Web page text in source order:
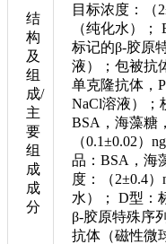
结
构
及
组
成/
主
要
组
成
成
分
目标浓度：（
（纯化水）
标记的β-胶原
液）；包被抗
单克隆抗体，
NaCl溶液）；
BSA，海藻糖
（0.1±0.02）
品：BSA，海
度：（2±0.4
水）； D型：
β-胶原特殊序
抗体（磁性微